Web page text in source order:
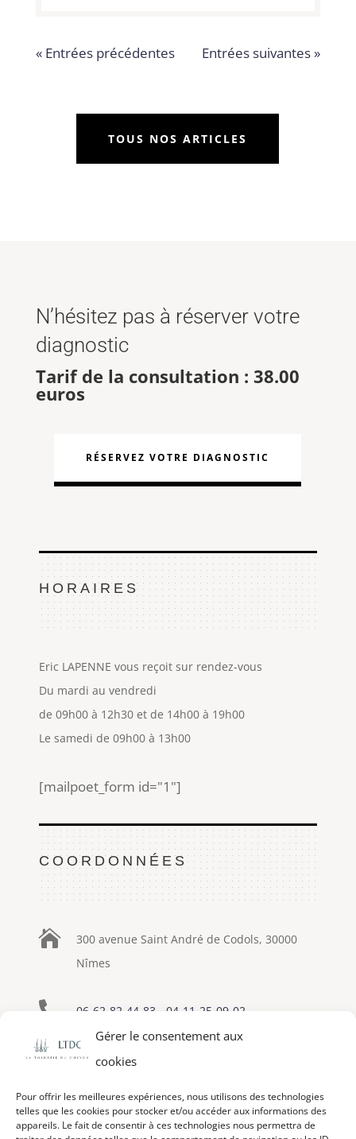
Gérer le consentement aux
cookies
Pour offrir les meilleures expériences, nous utilisons des technologies
telles que les cookies pour stocker et/ou accéder aux informations des
appareils. Le fait de consentir à ces technologies nous permettra de
« Entrées précédentes Entrées suivantes »
TOUS NOS ARTICLES
N’hésitez pas à réserver votre
diagnostic
Tarif de la consultation : 38.00
euros
RÉSERVEZ VOTRE DIAGNOSTIC
HORAIRES
Eric LAPENNE vous reçoit sur rendez-vous
Du mardi au vendredi
de 09h00 à 12h30 et de 14h00 à 19h00
Le samedi de 09h00 à 13h00
[mailpoet_form id="1"]
COORDONNÉES

300 avenue Saint André de Codols, 30000
Nîmes
 06-62-82-44-83 04-11-25-09-02
 eric-lapenne@therapie-cheveu.fr